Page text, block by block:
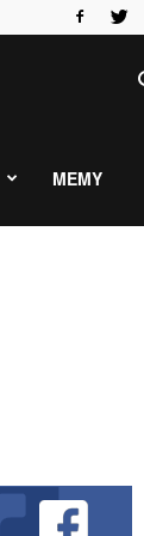
MEMY